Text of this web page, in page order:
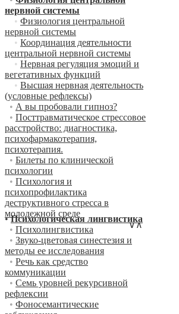
нервной системы
• Физиология центральной
нервной системы
• Координация деятельности
центральной нервной системы
• Нервная регуляция эмоций и
вегетативных функций
• Высшая нервная деятельность
(условные рефлексы)
• А вы пробовали гипноз?
• Посттравматическое стрессовое
расстройство: диагностика,
психофармакотерапия,
психотерапия.
• Билеты по клинической
психологии
• Психология и
психопрофилактика
деструктивного стресса в
молодежной среде
∨∧
•Психологическая лингвистика
• Психолингвистика
• Звуко-цветовая синестезия и
методы ее исследования
• Речь как средство
коммуникации
• Семь уровней рекурсивной
рефлексии
• Фоносемантические